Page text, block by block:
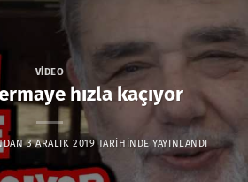
VIDEO
hızla kaçıyor
3 ARALIK 2019TARIHINDE YAYINLANDI